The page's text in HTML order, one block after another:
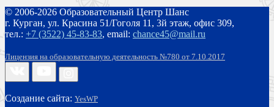
© 2006-2026 Образовательный Центр Шанс
г. Курган, ул. Красина 51/Гоголя 11, 3й этаж, офис 309,
тел.: +7 (3522) 45-83-83, email: chance45@mail.ru
Лицензия на образовательную деятельность №780 от 7.10.2017
Создание сайта: YesWP